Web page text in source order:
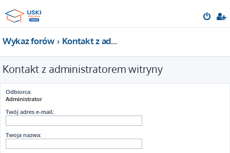
Wykaz forów Kontakt z administratorem witryny
Kontakt z administratorem witryny
Odbiorca:
Administrator
Twój adres e-mail:
Twoja nazwa: